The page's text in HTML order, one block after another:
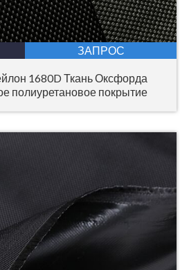
ЗАПРОС
1680D Ткань Оксфорда
полиуретановое покрытие